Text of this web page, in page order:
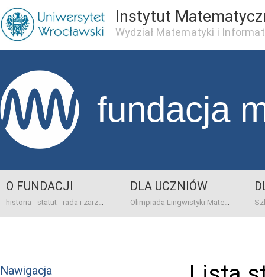
Instytut
Wydział Matematyki i
fundacja
O FUNDACJI
historia statut rada i zarząd dane bankowo-adresowe kontakt
DLA UCZNIÓW
Olimpiada Lingwistyki Matematycznej
Nawigacja